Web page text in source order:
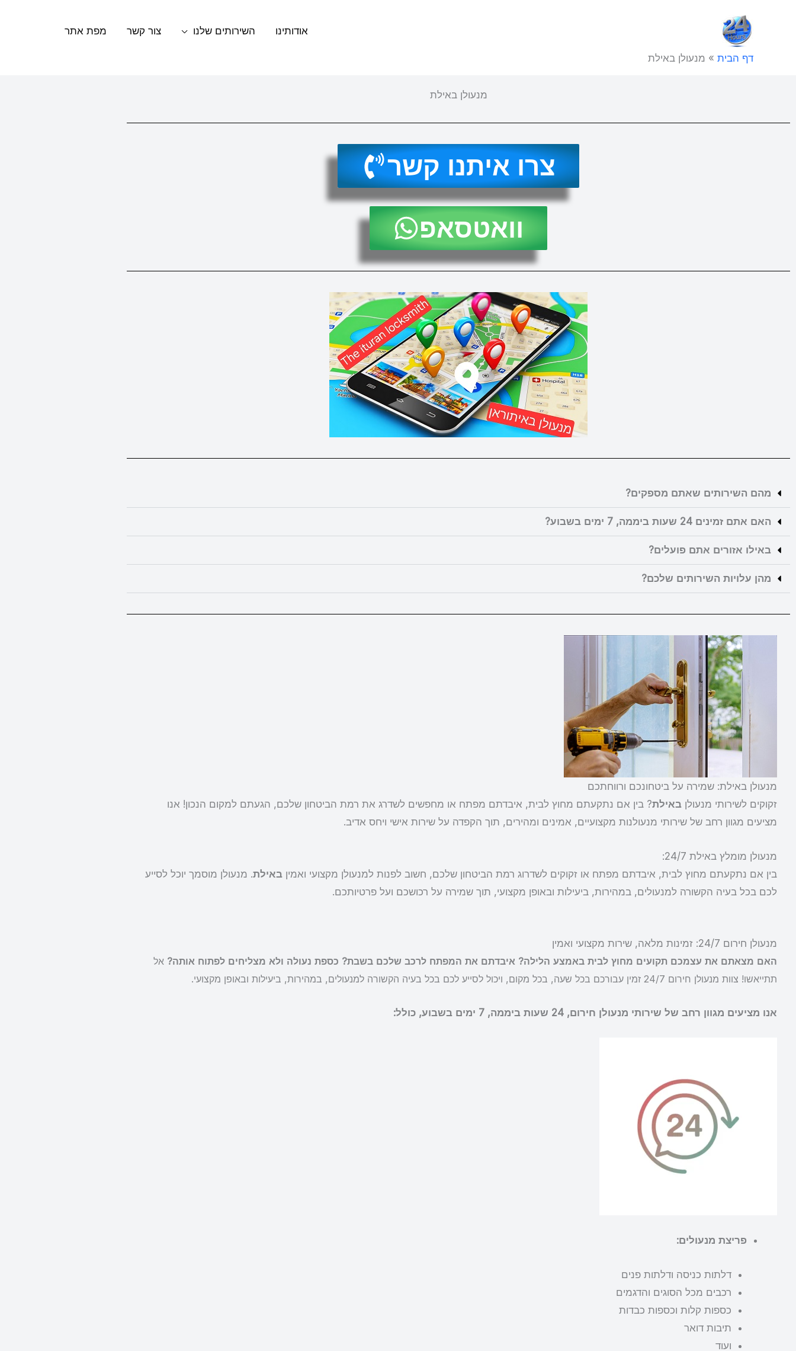
אודותינו השירותים שלנו צור קשר מפת אתר
דף הבית » מנעולן באילת
מנעולן באילת
צרו איתנו קשר
וואטסאפ
מהם השירותים שאתם מספקים?
האם אתם זמינים 24 שעות ביממה, 7 ימים בשבוע?
באילו אזורים אתם פועלים?
מהן עלויות השירותים שלכם?
מנעולן באילת: שמירה על ביטחונכם ורווחתכם
זקוקים לשירותי מנעולןבאילת? בין אם נתקעתם מחוץ לבית, איבדתם מפתח או מחפשים לשדרג את רמת הביטחון שלכם, הגעתם למקום הנכון! אנו
מציעים מגוון רחב של שירותי מנעולנות מקצועיים, אמינים ומהירים, תוך הקפדה על שירות אישי ויחס אדיב.
מנעולן מומלץ באילת 24/7:
בין אם נתקעתם מחוץ לבית, איבדתם מפתח או זקוקים לשדרוג רמת הביטחון שלכם, חשוב לפנות למנעולן מקצועי ואמיןבאילת. מנעולן מוסמך יוכל לסייע
לכם בכל בעיה הקשורה למנעולים, במהירות, ביעילות ובאופן מקצועי, תוך שמירה על רכושכם ועל פרטיותכם.
מנעולן חירום 24/7: זמינות מלאה, שירות מקצועי ואמין
האם מצאתם את עצמכם תקועים מחוץ לבית באמצע הלילה? איבדתם את המפתח לרכב שלכם בשבת? כספת נעולה ולא מצליחים לפתוח אותה? אל
תתייאשו! צוות מנעולן חירום 24/7 זמין עבורכם בכל שעה, בכל מקום, ויכול לסייע לכם בכל בעיה הקשורה למנעולים, במהירות, ביעילות ובאופן מקצועי.
אנו מציעים מגוון רחב של שירותי מנעולן חירום, 24 שעות ביממה, 7 ימים בשבוע, כולל:
פריצת מנעולים:
דלתות כניסה ודלתות פנים
רכבים מכל הסוגים והדגמים
כספות קלות וכספות כבדות
תיבות דואר
ועוד